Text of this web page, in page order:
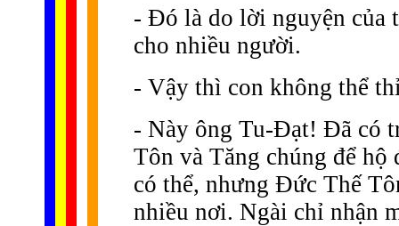
- Ðó là do lời nguyện của
cho nhiều người.
- Vậy thì con không thể
- Này ông Tu-Ðạt! Ðã có
Tôn và Tăng chúng để
có thể, nhưng Ðức Thế
nhiều nơi. Ngài chỉ nhận